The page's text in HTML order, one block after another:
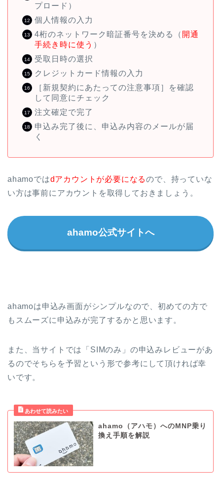
プロード）
個人情報の入力
4桁のネットワーク暗証番号を決める（ 開通
手続き時に使う ）
受取日時の選択
クレジットカード情報の入力
［新規契約にあたっての注意事項］を確認
して同意にチェック
注文確定で完了
申込み完了後に、申込み内容のメールが届
く
ahamoではdアカウントが必要になるので、持っていな
い方は事前にアカウントを取得しておきましょう。
ahamo公式サイトへ
ahamoは申込み画面がシンプルなので、初めての方で
もスムーズに申込みが完了するかと思います。
また、当サイトでは「SIMのみ」の申込みレビューがあ
るのでそちらを予習という形で参考にして頂ければ幸
いです。
ahamo（アハモ）へのMNP乗り
換え手順を解説